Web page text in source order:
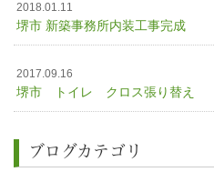
2018.01.11
堺市 新築事務所内装工事完成
2017.09.16
堺市 トイレ クロス張り替え
ブログカテゴリ